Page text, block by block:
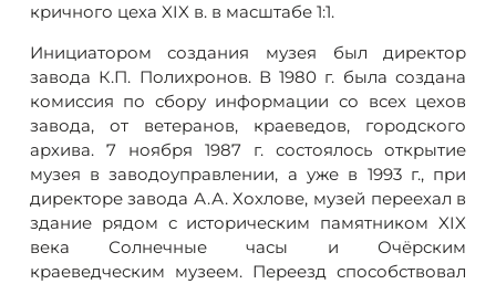
кричного цеха XIX в. в масштабе 1:1.
Инициатором создания музея был директор
завода К.П. Полихронов. В 1980 г. была создана
комиссия по сбору информации со всех цехов
завода, от ветеранов, краеведов, городского
архива. 7 ноября 1987 г. состоялось открытие
музея в заводоуправлении, а уже в 1993 г., при
директоре завода А.А. Хохлове, музей переехал в
здание рядом с историческим памятником XIX
века Солнечные часы и Очёрским
краеведческим музеем. Переезд способствовал